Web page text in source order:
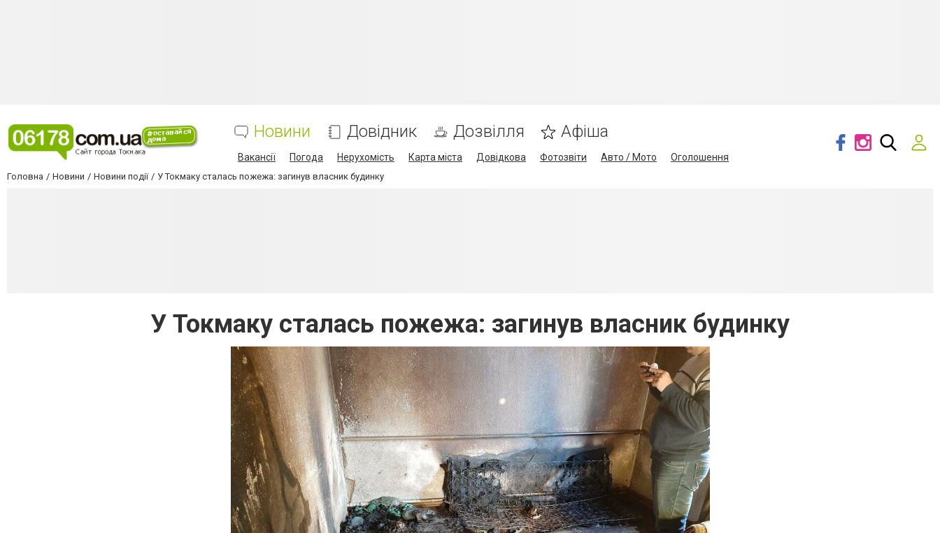
Новини Довідник Дозвілля Афіша
Вакансії Погода Нерухомість Карта міста Довідкова Фотозвіти Авто / Мото Оголошення
Головна Новини Новини події У Токмаку сталась пожежа: загинув власник будинку
У Токмаку сталась пожежа: загинув власник будинку